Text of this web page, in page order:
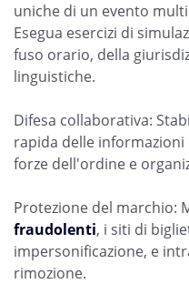
uniche di un evento
Esegua esercizi di
fuso orario, della
linguistiche.
Difesa collaborativa:
rapida delle informazioni
forze dell'ordine e
Protezione del marchio:
fraudolenti, i siti di
impersonificazione, e
rimozione.